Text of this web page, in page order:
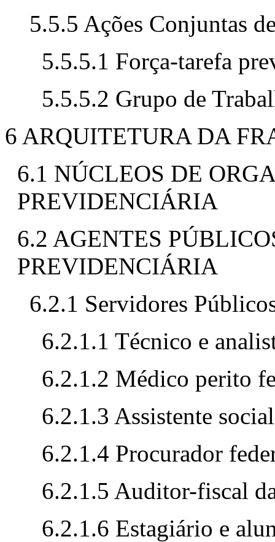
5.5.5 Ações Conjuntas
5.5.5.1 Força-tarefa
5.5.5.2 Grupo de
6 ARQUITETURA DA
6.1 NÚCLEOS DE
PREVIDENCIÁRIA
6.2 AGENTES
PREVIDENCIÁRIA
6.2.1 Servidores
6.2.1.1 Técnico e
6.2.1.2 Médico perito
6.2.1.3 Assistente social
6.2.1.4 Procurador
6.2.1.5 Auditor-fiscal
6.2.1.6 Estagiário e